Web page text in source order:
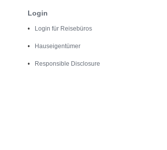
Login
Login für Reisebüros
Hauseigentümer
Responsible Disclosure